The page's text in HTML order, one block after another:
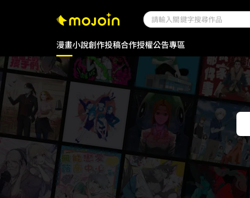
漫畫小說創作投稿合作授權公告專區